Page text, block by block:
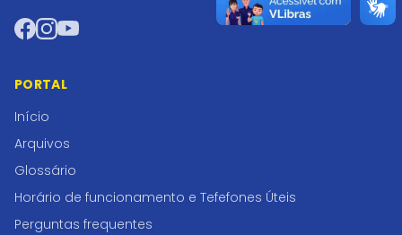
Facebook
Instagram
YouTube
PORTAL
Início
Arquivos
Glossário
Horário de funcionamento e Tefefones Úteis
Perguntas frequentes